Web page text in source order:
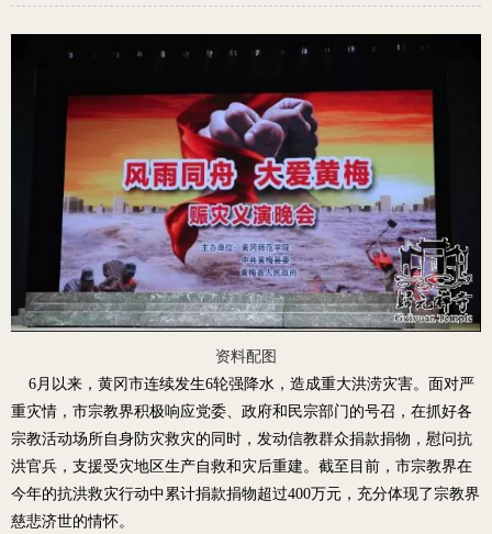
资料配图
6月以来，黄冈市连续发生6轮强降水，造成重大洪涝灾害。面对严
重灾情，市宗教界积极响应党委、政府和民宗部门的号召，在抓好各
宗教活动场所自身防灾救灾的同时，发动信教群众捐款捐物，慰问抗
洪官兵，支援受灾地区生产自救和灾后重建。截至目前，市宗教界在
今年的抗洪救灾行动中累计捐款捐物超过400万元，充分体现了宗教界
慈悲济世的情怀。